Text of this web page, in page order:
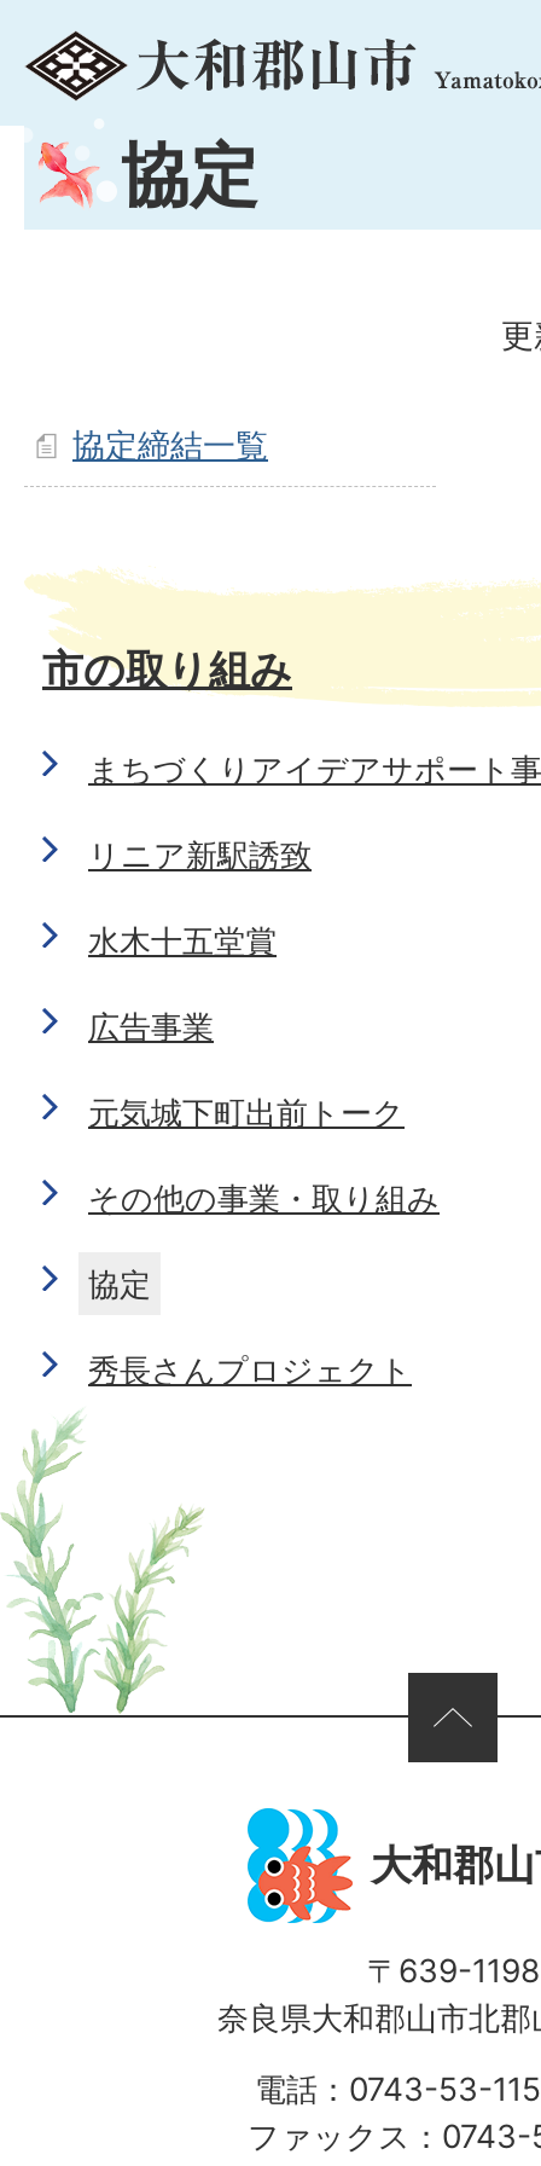
menu
協定
協定締結一覧
市の取り組み
まちづくりアイデアサポート
リニア新駅誘致
水木十五堂賞
広告事業
元気城下町出前トーク
その他の事業・取り組み
協定
秀長さんプロジェクト
ページの先頭へ
大和郡
〒639-1198
奈良県大和郡山市北
電話：0743-53-
ファックス：